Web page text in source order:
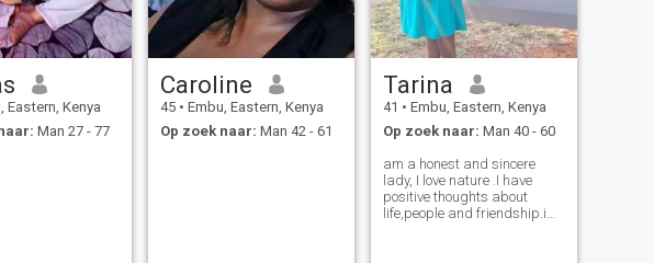
Eastern, Kenya
Man 27 - 77
Caroline
45 • Embu, Eastern, Kenya
Op zoek naar: Man 42 - 61
Tarina
41 • Embu, Eastern, Kenya
Op zoek naar: Man 40 - 60
am a honest and sincere
lady, I love nature .I have
positive thoughts about
life,people and friendship.i